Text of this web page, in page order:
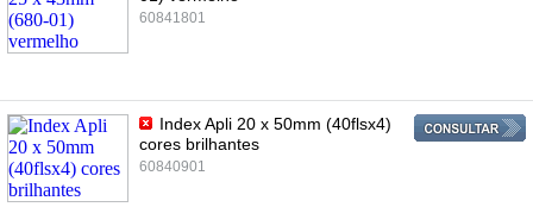
60841801
Index Apli 20 x 50mm (40flsx4)
cores brilhantes
60840901